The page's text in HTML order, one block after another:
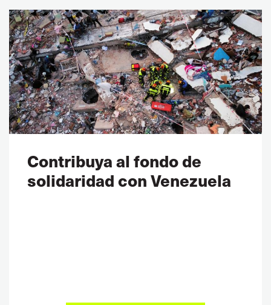
Contribuya al fondo de
solidaridad con Venezuela